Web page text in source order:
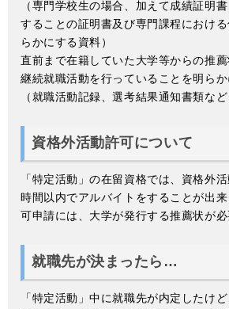
（専門学校生の場合、加えて成績証明
することの証明書及び専門課程におけ
らかにする資料）
直前まで在籍していた大学等からの推薦
継続就職活動を行っていることを明ら
（就職活動記録、選考結果通知書類など
資格外活動許可について
「特定活動」の在留資格では、資格外
時間以内でアルバイトをすることが出
可申請には、大学が発行する推薦状が必
就職先が決まったら…
「特定活動」中に就職先が内定したけ